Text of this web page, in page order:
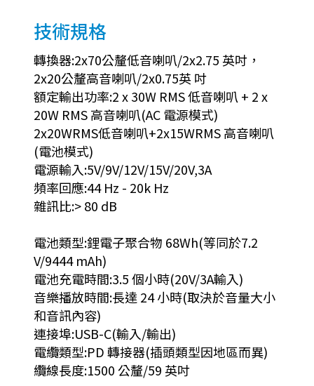
技術規格
轉換器:2x70公釐低音喇叭/2x2.75 英吋，
2x20公釐高音喇叭/2x0.75英 吋
額定輸出功率:2 x 30W RMS 低音喇叭 + 2 x
20W RMS 高音喇叭(AC 電源模式)
2x20WRMS低音喇叭+2x15WRMS 高音喇叭
(電池模式)
電源輸入:5V/9V/12V/15V/20V,3A
頻率回應:44 Hz - 20k Hz
雜訊比:> 80 dB
電池類型:鋰電子聚合物 68Wh(等同於7.2
V/9444 mAh)
電池充電時間:3.5 個小時(20V/3A輸入)
音樂播放時間:長達 24 小時(取決於音量大小
和音訊內容)
連接埠:USB-C(輸入/輸出)
電纜類型:PD 轉接器(插頭類型因地區而異)
纜線長度:1500 公釐/59 英吋